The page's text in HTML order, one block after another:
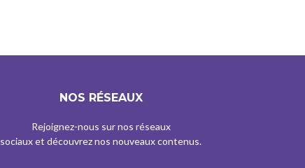
NOS RÉSEAUX
Rejoignez-nous sur nos réseaux
sociaux et découvrez nos nouveaux contenus.